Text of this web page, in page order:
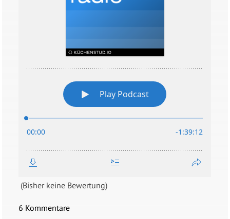
(Bisher keine Bewertung)
6 Kommentare